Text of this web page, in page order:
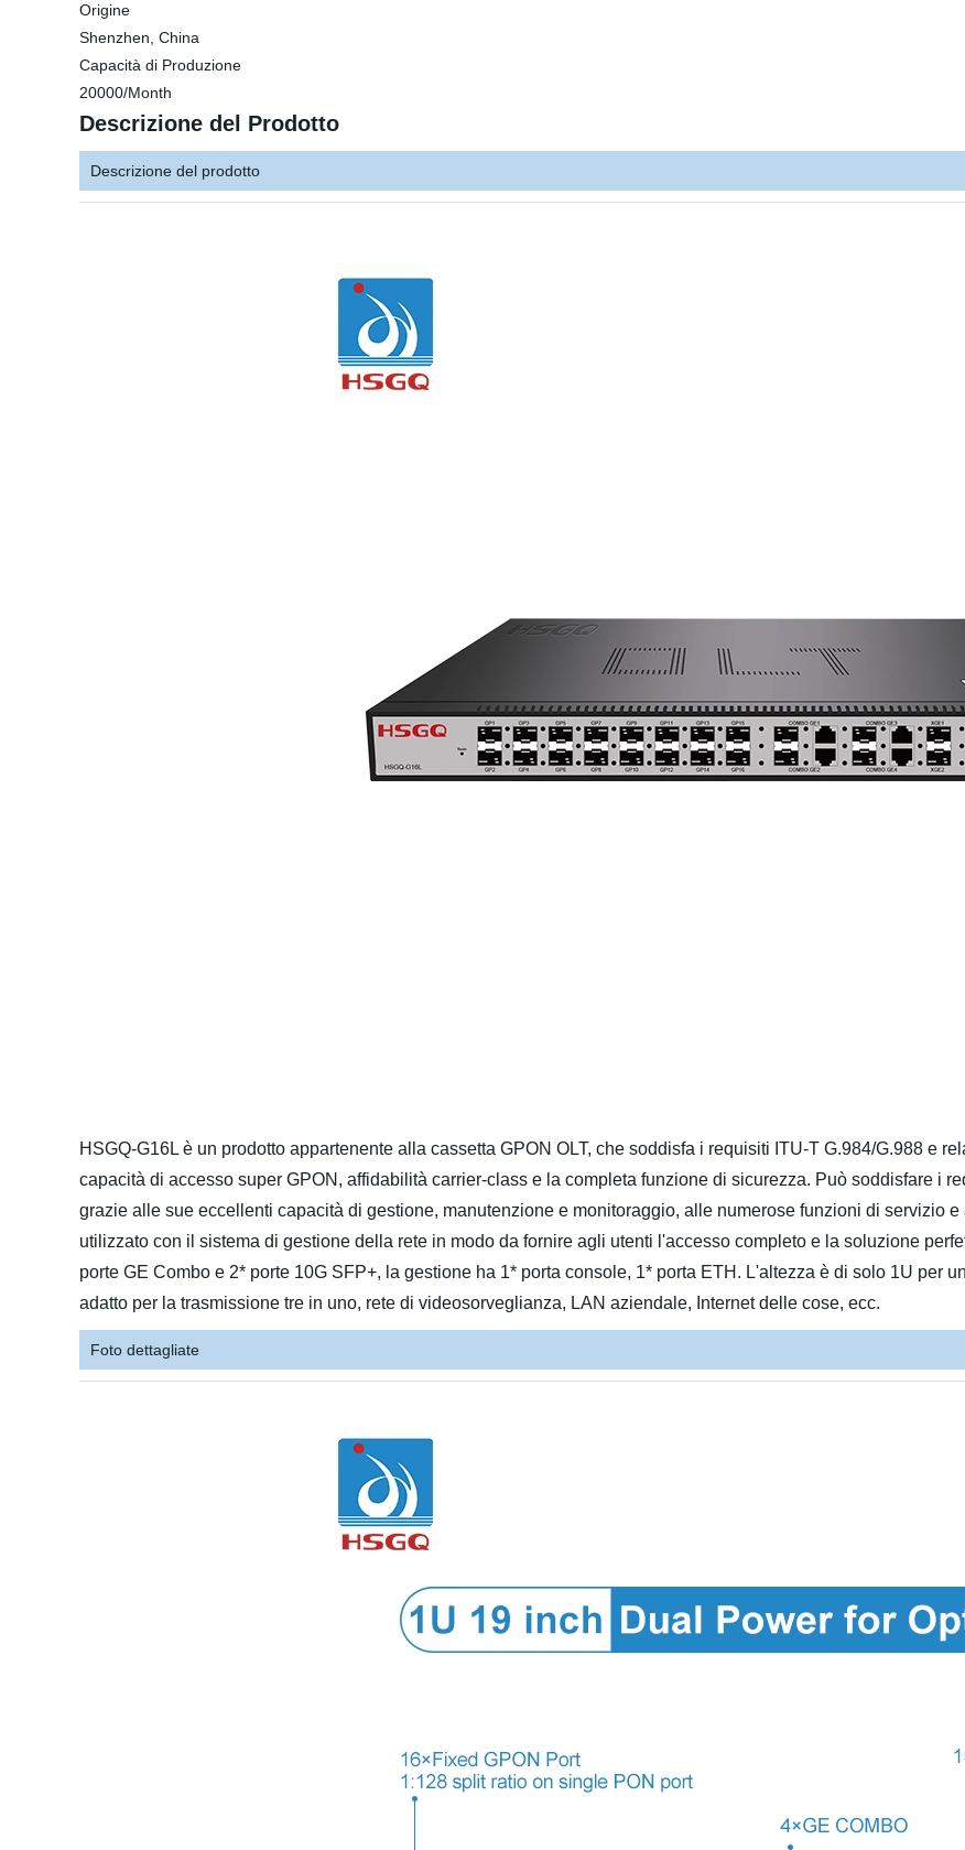
Origine
Shenzhen, China
Capacità di Produzione
20000/Month
Descrizione del Prodotto
Descrizione del prodotto
HSGQ-G16L è un prodotto appartenente alla cassetta GPON OLT, che soddisfa i requisiti ITU-T G.984/G.988 e
capacità di accesso super GPON, affidabilità carrier-class e la completa funzione di sicurezza. Può soddisfare i
grazie alle sue eccellenti capacità di gestione, manutenzione e monitoraggio, alle numerose funzioni di servizio
utilizzato con il sistema di gestione della rete in modo da fornire agli utenti l'accesso completo e la soluzione
porte GE Combo e 2* porte 10G SFP+, la gestione ha 1* porta console, 1* porta ETH. L'altezza è di solo 1U per
adatto per la trasmissione tre in uno, rete di videosorveglianza, LAN aziendale, Internet delle cose, ecc.
Foto dettagliate